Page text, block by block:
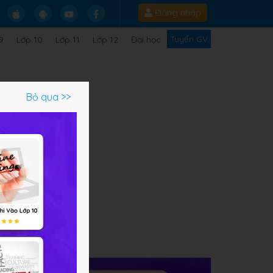
Đăng nhập
Lớp 10 Lớp 11 Lớp 12 Đại học Tuyển GV
Bỏ qua >>